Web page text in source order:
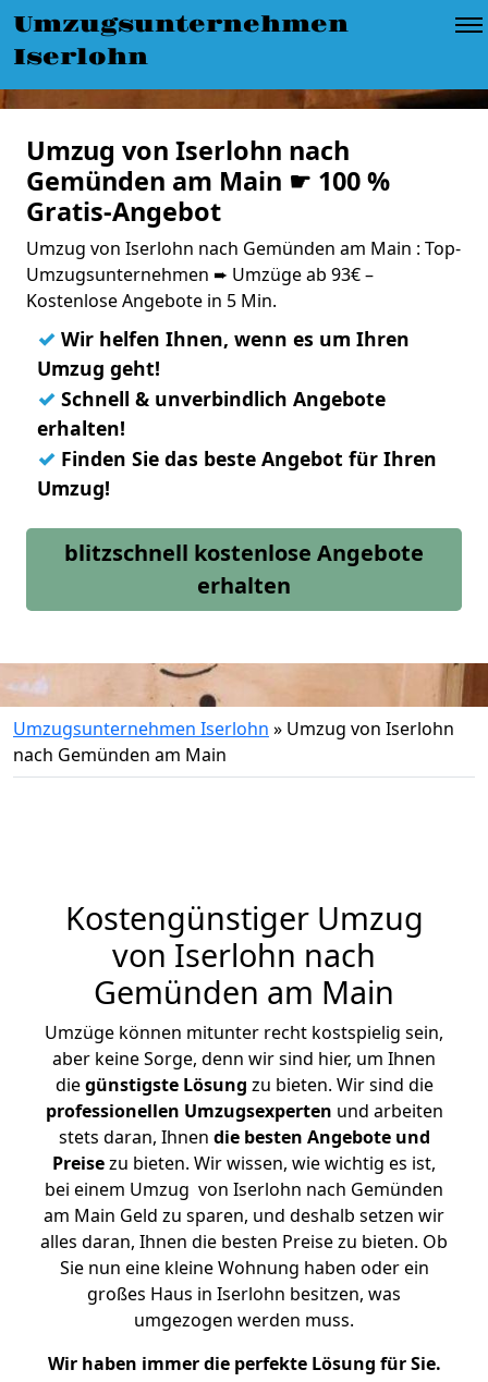
Umzugsunternehmen
Iserlohn
Umzug von Iserlohn nach
Gemünden am Main ☛ 100 %
Gratis-Angebot
Umzug von Iserlohn nach Gemünden am Main : Top-
Umzugsunternehmen ➨ Umzüge ab 93€ –
Kostenlose Angebote in 5 Min.
✓ Wir helfen Ihnen, wenn es um Ihren
Umzug geht!
✓ Schnell & unverbindlich Angebote
erhalten!
✓ Finden Sie das beste Angebot für Ihren
Umzug!
blitzschnell kostenlose Angebote
erhalten
Umzugsunternehmen Iserlohn » Umzug von Iserlohn
nach Gemünden am Main
Kostengünstiger Umzug
von Iserlohn nach
Gemünden am Main
Umzüge können mitunter recht kostspielig sein,
aber keine Sorge, denn wir sind hier, um Ihnen
diegünstigste Lösung zu bieten. Wir sind die
professionellen Umzugsexperten und arbeiten
stets daran, Ihnen die besten Angebote und
Preisezu bieten. Wir wissen, wie wichtig es ist,
bei einem Umzug von Iserlohn nach Gemünden
am Main Geld zu sparen, und deshalb setzen wir
alles daran, Ihnen die besten Preise zu bieten. Ob
Sie nun eine kleine Wohnung haben oder ein
großes Haus in Iserlohn besitzen, was
umgezogen werden muss.
Wir haben immer die perfekte Lösung für Sie.